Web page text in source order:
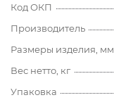
Код ОКП
Производитель
Размеры изделия, мм
Вес нетто, кг
Упаковка